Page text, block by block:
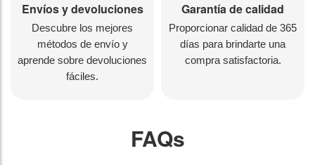
Envíos y devoluciones
Descubre los mejores
métodos de envío y
aprende sobre devoluciones
fáciles.
Garantía de calidad
Proporcionar calidad de 365
días para brindarte una
compra satisfactoria.
FAQs